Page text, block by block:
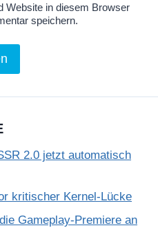
Website in diesem Browser
speichern.
2.0 jetzt automatisch
kritischer Kernel-Lücke
Gameplay-Premiere an